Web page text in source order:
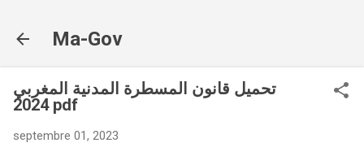
Ma-Gov
تحميل قانون المسطرة المدنية المغربي
2024 pdf
septembre 01, 2023